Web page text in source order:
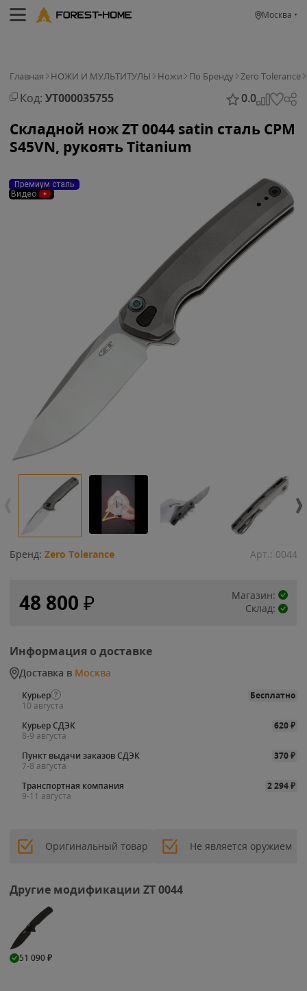
Москва
Главная НОЖИ И МУЛЬТИТУЛЫ Ножи По Бренду Zero Tolerance
Код: УТ000035755 0.0
Складной нож ZT 0044 satin сталь CPM
S45VN, рукоять Titanium
Премиум сталь
Видео
Бренд: Zero Tolerance Арт.: 0044
48 800 ₽
Магазин:
Склад:
Информация о доставке
Доставка в Москва
Курьер
Бесплатно
10 августа
Курьер СДЭК
620₽
8-9 августа
Пункт выдачи заказов СДЭК
370₽
7-8 августа
Транспортная компания
2 294₽
9-11 августа
Оригинальный товар Не является оружием
Другие модификации ZT 0044
51 090₽